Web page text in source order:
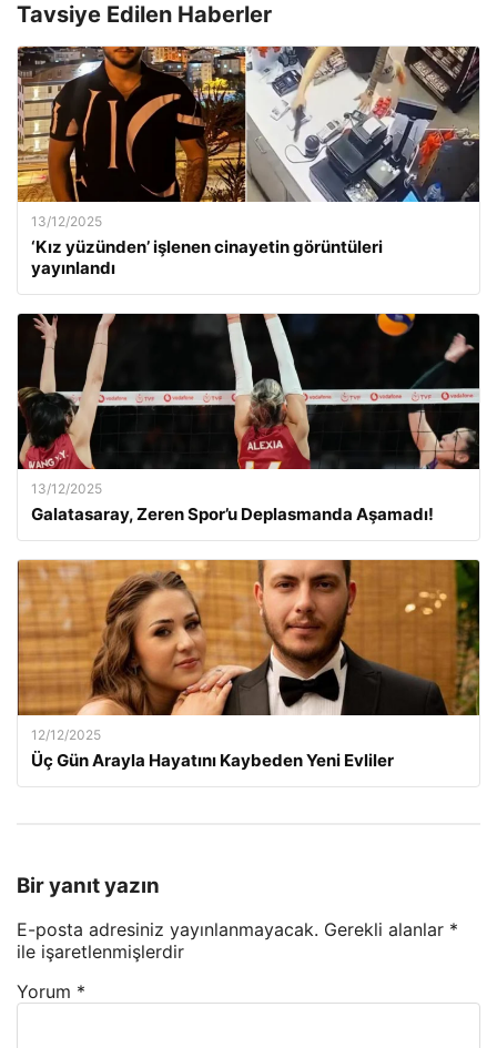
Tavsiye Edilen Haberler
13/12/2025
‘Kız yüzünden’ işlenen cinayetin görüntüleri
yayınlandı
13/12/2025
Galatasaray, Zeren Spor’u Deplasmanda Aşamadı!
12/12/2025
Üç Gün Arayla Hayatını Kaybeden Yeni Evliler
Bir yanıt yazın
E-posta adresiniz yayınlanmayacak. Gerekli alanlar *
ile işaretlenmişlerdir
Yorum *